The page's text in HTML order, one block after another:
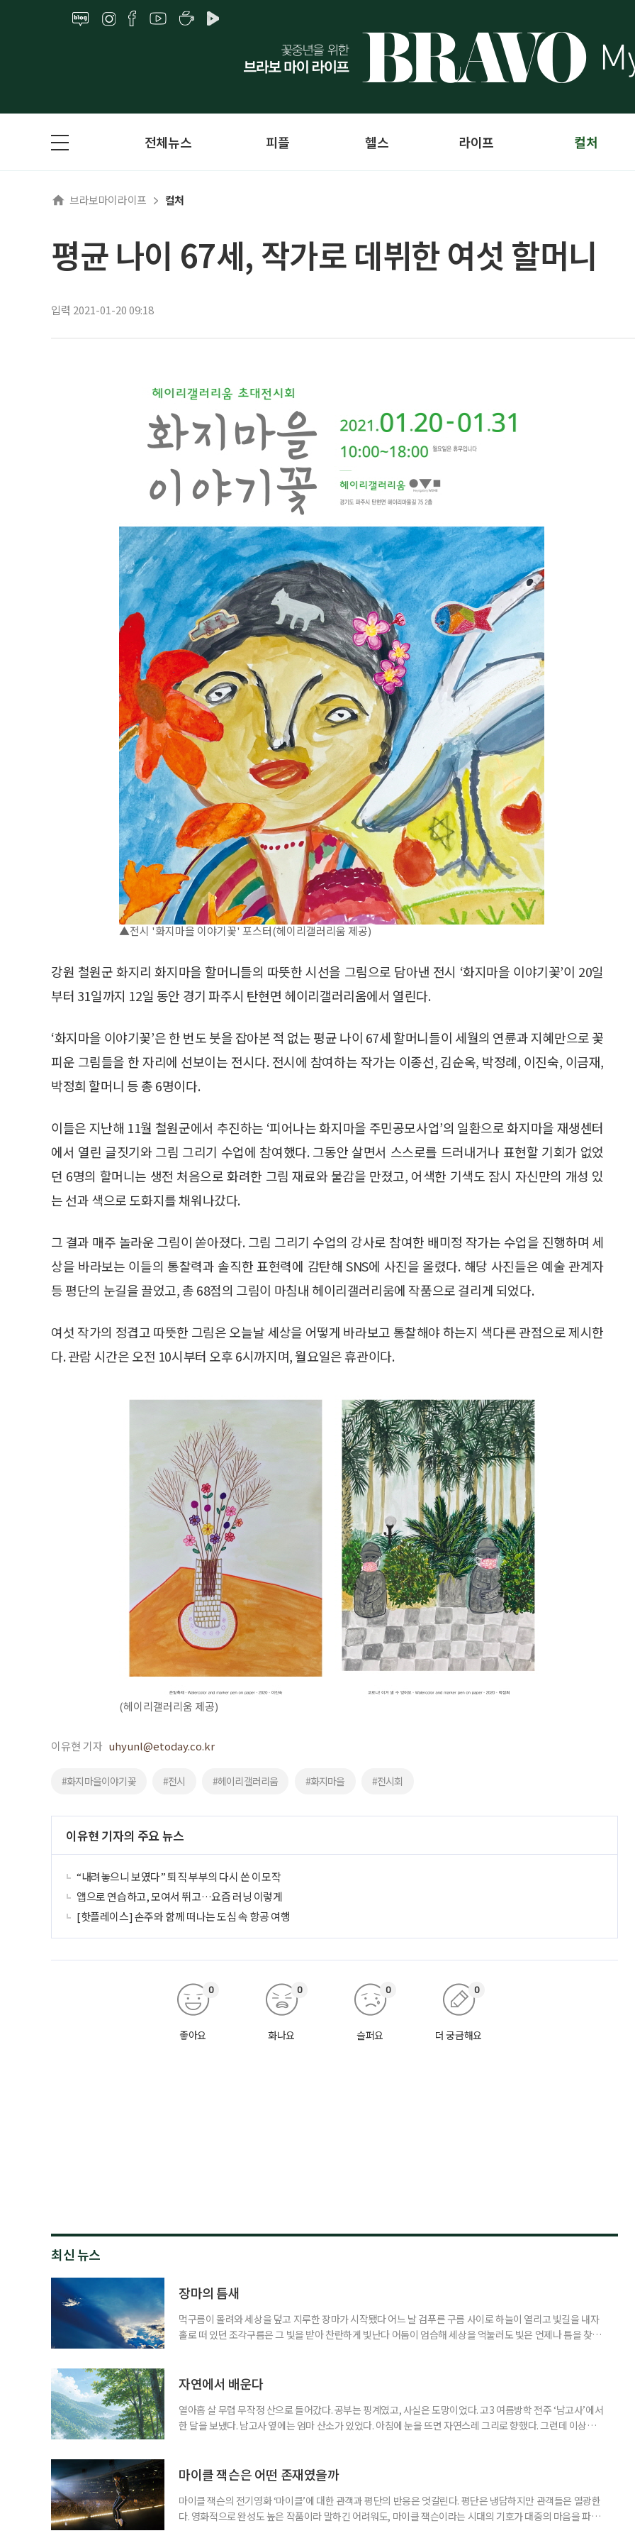
전체뉴스 피플 헬스 라이프 컬처
브라보마이라이프 컬처
평균 나이 67세, 작가로 데뷔한 여섯 할머니
입력 2021-01-20 09:18
▲전시 '화지마을 이야기꽃' 포스터(헤이리갤러리움 제공)
강원 철원군 화지리 화지마을 할머니들의 따뜻한 시선을 그림으로 담아낸 전시 ‘화지마을 이야기꽃’이 20일
부터 31일까지 12일 동안 경기 파주시 탄현면 헤이리갤러리움에서 열린다.
‘화지마을 이야기꽃’은 한 번도 붓을 잡아본 적 없는 평균 나이 67세 할머니들이 세월의 연륜과 지혜만으로 꽃
피운 그림들을 한 자리에 선보이는 전시다. 전시에 참여하는 작가는 이종선, 김순옥, 박정례, 이진숙, 이금재,
박정희 할머니 등 총 6명이다.
이들은 지난해 11월 철원군에서 추진하는 ‘피어나는 화지마을 주민공모사업’의 일환으로 화지마을 재생센터
에서 열린 글짓기와 그림 그리기 수업에 참여했다. 그동안 살면서 스스로를 드러내거나 표현할 기회가 없었
던 6명의 할머니는 생전 처음으로 화려한 그림 재료와 물감을 만졌고, 어색한 기색도 잠시 자신만의 개성 있
는 선과 색으로 도화지를 채워나갔다.
그 결과 매주 놀라운 그림이 쏟아졌다. 그림 그리기 수업의 강사로 참여한 배미정 작가는 수업을 진행하며 세
상을 바라보는 이들의 통찰력과 솔직한 표현력에 감탄해 SNS에 사진을 올렸다. 해당 사진들은 예술 관계자
등 평단의 눈길을 끌었고, 총 68점의 그림이 마침내 헤이리갤러리움에 작품으로 걸리게 되었다.
여섯 작가의 정겹고 따뜻한 그림은 오늘날 세상을 어떻게 바라보고 통찰해야 하는지 색다른 관점으로 제시한
다. 관람 시간은 오전 10시부터 오후 6시까지며, 월요일은 휴관이다.
(헤이리갤러리움 제공)
이유현 기자 uhyunl@etoday.co.kr
#화지마을이야기꽃 #전시 #헤이리갤러리움 #화지마을 #전시회
이유현 기자의 주요 뉴스
“내려놓으니 보였다” 퇴직 부부의 다시 쓴 이모작
앱으로 연습하고, 모여서 뛰고…요즘 러닝 이렇게
[핫플레이스] 손주와 함께 떠나는 도심 속 항공 여행
좋아요
0
화나요
0
슬퍼요
0
더 궁금해요
0
최신 뉴스
장마의 틈새
먹구름이 몰려와 세상을 덮고 지루한 장마가 시작됐다 어느 날 검푸른 구름 사이로 하늘이 열리고 빛길을 내자
홀로 떠 있던 조각구름은 그 빛을 받아 찬란하게 빛난다 어둠이 엄습해 세상을 억눌러도 빛은 언제나 틈을 찾아
자연에서 배운다
열아홉 살 무렵 무작정 산으로 들어갔다. 공부는 핑계였고, 사실은 도망이었다. 고3 여름방학 전주 ‘남고사’에서
한 달을 보냈다. 남고사 옆에는 엄마 산소가 있었다. 아침에 눈을 뜨면 자연스레 그리로 향했다. 그런데 이상하
람의 눈길이 없는 곳에서 비로소 나는 나를 제대로 들여다볼 수 있었다. 산에서 보낸 한 달
마이클 잭슨은 어떤 존재였을까
마이클 잭슨의 전기영화 ‘마이클’에 대한 관객과 평단의 반응은 엇갈린다. 평단은 냉담하지만 관객들은 열광한
다. 영화적으로 완성도 높은 작품이라 말하긴 어려워도, 마이클 잭슨이라는 시대의 기호가 대중의 마음을 파고